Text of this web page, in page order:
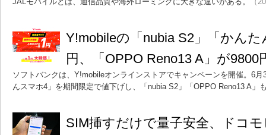
Y!mobileの「nubia S2」「かん
円、「OPPO Reno13 A」が
ソフトバンクは、Y!mobileオンラインストアでキャンペーンを開催。6
んスマホ4」を期間限定で値下げし、「nubia S2」「OPPO Reno13 A」
SIM挿すだけで量子安全、ドコ